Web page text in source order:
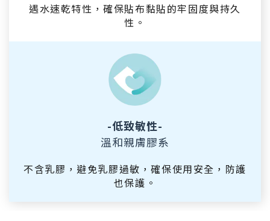
遇水速乾特性，確保貼布黏貼的牢固度與持久
性。
-低致敏性-
溫和親膚膠系
不含乳膠，避免乳膠過敏，確保使用安全，防護
也保護。